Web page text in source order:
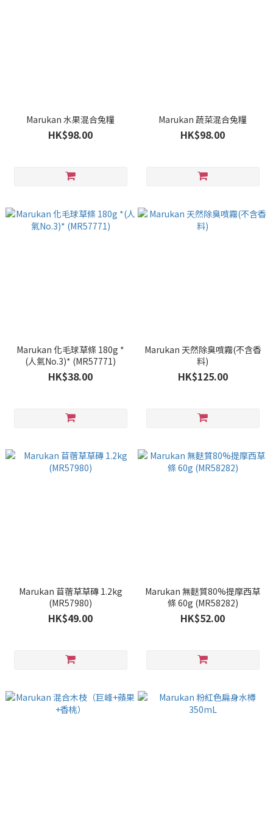
Marukan 水果混合兔糧
HK$98.00
Marukan 蔬菜混合兔糧
HK$98.00
Marukan 化毛球草條 180g *
(人氣No.3)* (MR57771)
HK$38.00
Marukan 天然除臭噴霧(不含香
料)
HK$125.00
Marukan 苜蓿草草磚 1.2kg
(MR57980)
HK$49.00
Marukan 無麩質80%提摩西草
條 60g (MR58282)
HK$52.00